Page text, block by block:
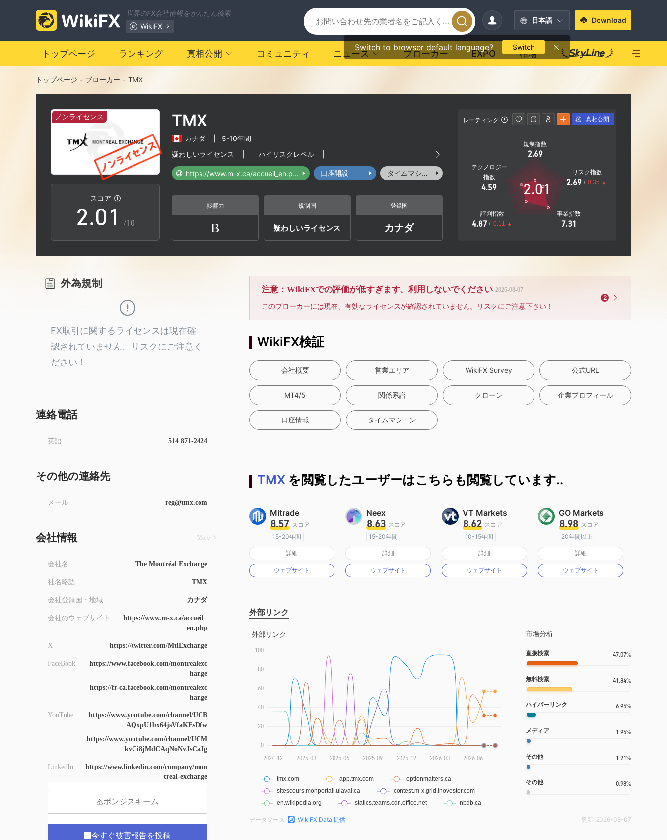
世界のFX会社情報をかんたん検索
WikiFX
日本語
Switch to browser default language? Switch
Download
トップページ ランキング 真相公開 コミュニティ ニュース ブローカー EXPO 相場
トップページ - ブローカー - TMX
ノンライセンス
スコア
0
1
2
3
4
6
7
9
.0
1
2
4
5
9
0
1
2
4
5
6
/10
TMX
カナダ
5-10年間
疑わしいライセンス
ハイリスクレベル
https://www.m-x.ca/accueil_en.php 口座開設 タイムマシーン
影響力
B
規制国
疑わしいライセンス
登録国
カナダ
レーティング
規制指数
2.69
テクノロジー
指数
4.59
評判指数
4.87 / 0.11
事業指数
7.31
リスク指数
2.69 / 0.35
2.01
真相公開
外為規制
FX取引に関するライセンスは現在確
認されていません。リスクにご注意く
ださい！
連絡電話
英語 514 871-2424
その他の連絡先
メール reg@tmx.com
会社情報 More
会社名 The Montréal Exchange
社名略語 TMX
会社登録国・地域 カナダ
会社のウェブサイト
https://www.m-x.ca/accueil_
en.php
X https://twitter.com/MtlExchange
FaceBook
https://www.facebook.com/montrealexc
hange
https://fr-ca.facebook.com/montrealexc
hange
YouTube
https://www.youtube.com/channel/UCB
AQxpU1bx64jsVfaKEsDfw
https://www.youtube.com/channel/UCM
kvCi8jMdCAqNoNvJsCaJg
LinkedIn
https://www.linkedin.com/company/mon
treal-exchange
ポンジスキーム
今すぐ被害報告を投稿
注意：WikiFXでの評価が低すぎます、利用しないでください 2026-08-07
このブローカーには現在、有効なライセンスが確認されていません。リスクにご注意下さい！
2
WikiFX検証
会社概要 営業エリア WikiFX Survey 公式URL
MT4/5 関係系譜 クローン 企業プロフィール
口座情報 タイムマシーン
TMX を閲覧したユーザーはこちらも閲覧しています..
Mitrade
8.57 スコア
15-20年間
オーストラリア規制
マーケットメイキングライセンス（MM）
自社開発
詳細
ウェブサイト
Neex
8.63 スコア
15-20年間
オーストラリア規制
マーケットメイキングライセンス（MM）
詳細
ウェブサイト
VT Markets
8.62 スコア
10-15年間
オーストラリア規制
マーケットメイキングライセンス（MM）
詳細
ウェブサイト
GO Markets
8.98 スコア
20年間以上
オーストラリア規制
マーケットメイキングライセンス（MM）
cTrader
詳細
ウェブサイト
外部リンク
市場分析
直接検索 47.07%
無料検索 41.84%
ハイパーリンク 6.95%
メディア 1.95%
その他 1.21%
その他 0.98%
データソース WikiFX Data 提供 更新: 2026-08-07